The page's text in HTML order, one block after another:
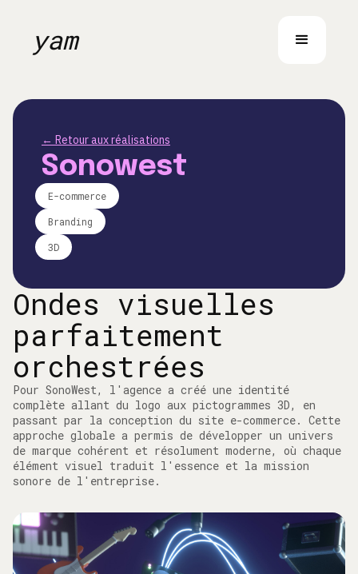
yam
← Retour aux réalisations
Sonowest
E-commerce
Branding
3D
Ondes visuelles
parfaitement
orchestrées
Pour SonoWest, l'agence a créé une identité
complète allant du logo aux pictogrammes 3D, en
passant par la conception du site e-commerce. Cette
approche globale a permis de développer un univers
de marque cohérent et résolument moderne, où chaque
élément visuel traduit l'essence et la mission
sonore de l'entreprise.